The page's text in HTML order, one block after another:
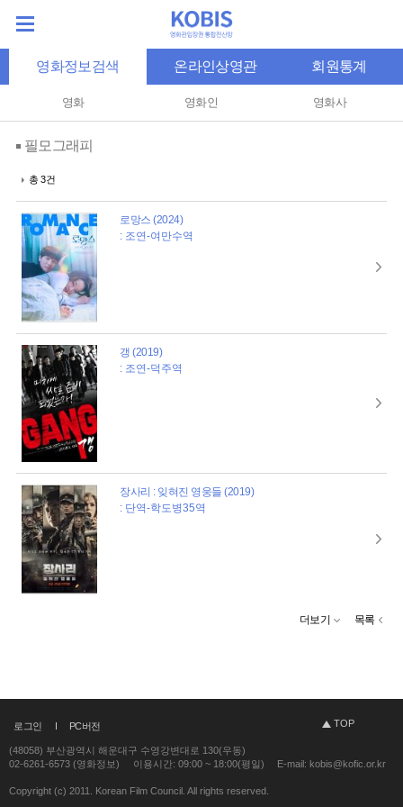
영화정보검색 온라인상영관 회원통계
영화 영화인 영화사
필모그래피
총 3건
로망스 (2024)
: 조연-여만수역
갱 (2019)
: 조연-덕주역
장사리 : 잊혀진 영웅들 (2019)
: 단역-학도병35역
더보기 목록
로그인 PC버전 TOP
(48058) 부산광역시 해운대구 수영강변대로 130(우동)
02-6261-6573 (영화정보)
이용시간: 09:00 ~ 18:00(평일) E-mail: kobis@kofic.or.kr
Copyright (c) 2011. Korean Film Council. All rights reserved.